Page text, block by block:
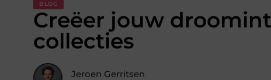
BLOG
Creëer jouw
collecties
Jeroen Gerritsen